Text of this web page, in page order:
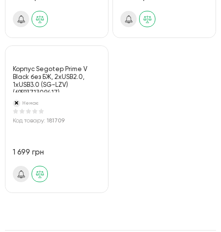
Корпус Segotep Prime V
Black без БЖ, 2хUSB2.0,
1хUSB3.0 (SG-LZV)
(6959371309417)
Немає
Код товару: 181709
1 699 грн